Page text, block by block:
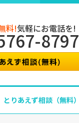
料!気軽にお電話を!
8797
とりあえず相談（無料）